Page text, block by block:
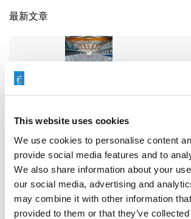
This website uses cookies
We use cookies to personalise content
provide social media features and to
We also share information about your
our social media, advertising and
may combine it with other information
provided to them or that they’ve
最新文章
EXTRUSAX 如何利用磨粒流加工
挤压性能
2026年柏林国际航空航天展（ILA